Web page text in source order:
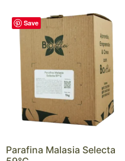
Save
Parafina Malasia Selecta